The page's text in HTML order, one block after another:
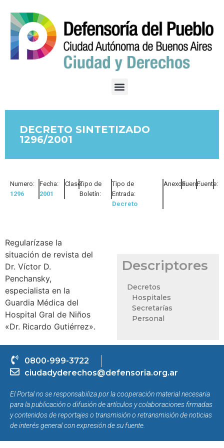
DECRETO SINTETIZADO
1296/2001
Numero:
1296
Fecha:
2001
Clase:Tipo de
Boletín:
Tipo de
Entrada:
Decreto
Anexos:Fuero:Fuente:
Regularízase la
situación de revista del
Dr. Víctor D.
Penchansky,
especialista en la
Guardia Médica del
Hospital Gral de Niños
«Dr. Ricardo Gutiérrez».
Descriptores
Decretos
Hospitales
Secretarías
Personal
0800-999-3722
ciudadyderechos@defensoria.org.ar
El Portal no se responsabiliza por la cooperación material necesaria
para la publicación o difusión de artículos y colaboraciones firmadas
y contenidos de reportajes o transmisión o retransmisión de noticias
de interés general con expresión de su fuente.